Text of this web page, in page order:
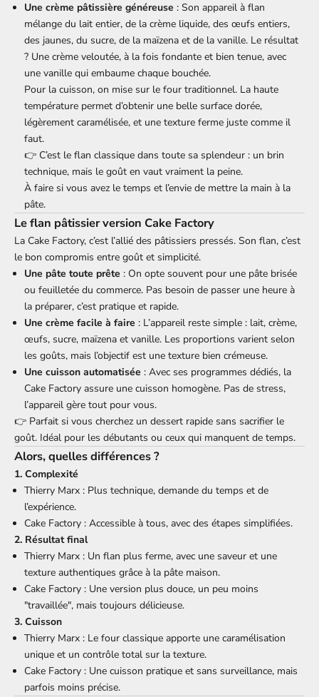
Une crème pâtissière généreuse : Son appareil à flan
mélange du lait entier, de la crème liquide, des œufs entiers,
des jaunes, du sucre, de la maïzena et de la vanille. Le résultat
? Une crème veloutée, à la fois fondante et bien tenue, avec
une vanille qui embaume chaque bouchée.
Pour la cuisson, on mise sur le four traditionnel. La haute
température permet d’obtenir une belle surface dorée,
légèrement caramélisée, et une texture ferme juste comme il
faut.
👉 C’est le flan classique dans toute sa splendeur : un brin
technique, mais le goût en vaut vraiment la peine.
À faire si vous avez le temps et l’envie de mettre la main à la
pâte.
Le flan pâtissier version Cake Factory
La Cake Factory, c’est l’allié des pâtissiers pressés. Son flan, c’est
le bon compromis entre goût et simplicité.
Une pâte toute prête : On opte souvent pour une pâte brisée
ou feuilletée du commerce. Pas besoin de passer une heure à
la préparer, c’est pratique et rapide.
Une crème facile à faire : L’appareil reste simple : lait, crème,
œufs, sucre, maïzena et vanille. Les proportions varient selon
les goûts, mais l’objectif est une texture bien crémeuse.
Une cuisson automatisée : Avec ses programmes dédiés, la
Cake Factory assure une cuisson homogène. Pas de stress,
l’appareil gère tout pour vous.
👉 Parfait si vous cherchez un dessert rapide sans sacrifier le
goût. Idéal pour les débutants ou ceux qui manquent de temps.
Alors, quelles différences ?
1. Complexité
Thierry Marx : Plus technique, demande du temps et de
l’expérience.
Cake Factory : Accessible à tous, avec des étapes simplifiées.
2. Résultat final
Thierry Marx : Un flan plus ferme, avec une saveur et une
texture authentiques grâce à la pâte maison.
Cake Factory : Une version plus douce, un peu moins
"travaillée", mais toujours délicieuse.
3. Cuisson
Thierry Marx : Le four classique apporte une caramélisation
unique et un contrôle total sur la texture.
Cake Factory : Une cuisson pratique et sans surveillance, mais
parfois moins précise.